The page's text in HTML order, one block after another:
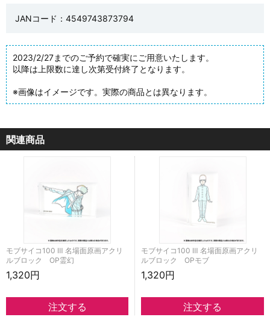
JANコード：4549743873794
2023/2/27までのご予約で確実にご用意いたします。
以降は上限数に達し次第受付終了となります。
※画像はイメージです。実際の商品とは異なります。
関連商品
モブサイコ100 Ⅲ 名場面原画アクリ
ルブロック OP霊幻
1,320円
モブサイコ100 Ⅲ 名場面原画アクリ
ルブロック OPモブ
1,320円